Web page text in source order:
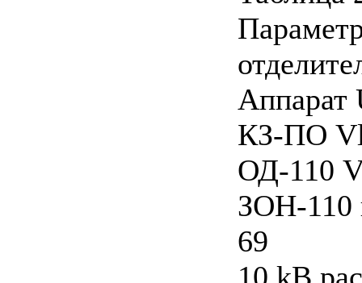
КЗ-ПО Vl
ОД-110
ЗОН-110
69